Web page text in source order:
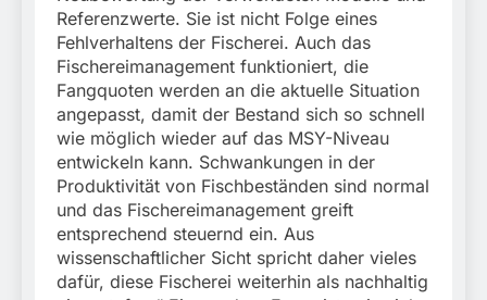
Referenzwerte. Sie ist nicht Folge eines
Fehlverhaltens der Fischerei. Auch das
Fischereimanagement funktioniert, die
Fangquoten werden an die aktuelle Situation
angepasst, damit der Bestand sich so schnell
wie möglich wieder auf das MSY-Niveau
entwickeln kann. Schwankungen in der
Produktivität von Fischbeständen sind normal
und das Fischereimanagement greift
entsprechend steuernd ein. Aus
wissenschaftlicher Sicht spricht daher vieles
dafür, diese Fischerei weiterhin als nachhaltig